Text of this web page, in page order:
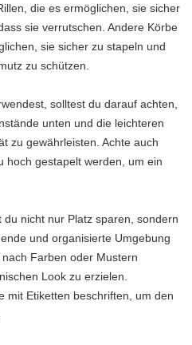
die es ermöglichen, sie sicher
sie verrutschen. Andere Körbe
sie sicher zu stapeln und
zu schützen.
solltest du darauf achten,
unten und die leichteren
zu gewährleisten. Achte auch
hoch gestapelt werden, um ein
nicht nur Platz sparen, sondern
und organisierte Umgebung
Farben oder Mustern
Look zu erzielen.
mit Etiketten beschriften, um den